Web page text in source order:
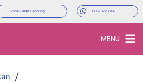
Zona Cetak Bandung 089613223344
MENU